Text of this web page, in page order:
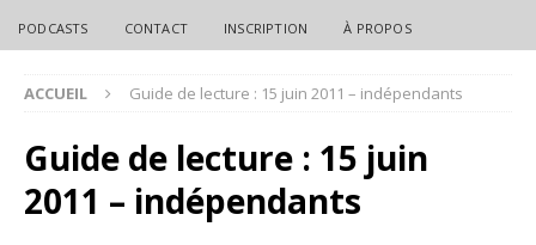
PODCASTS CONTACT INSCRIPTION À PROPOS
ACCUEIL Guide de lecture : 15 juin 2011 – indépendants
Guide de lecture : 15 juin
2011 – indépendants